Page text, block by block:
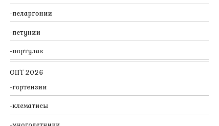
пеларгонии
петунии
портулак
ОПТ 2026
гортензии
клематисы